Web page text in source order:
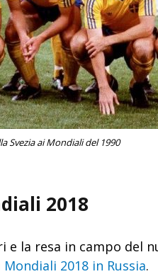
Svezia ai Mondiali del 1990
2018
la resa in campo del
Mondiali 2018 in Russia.